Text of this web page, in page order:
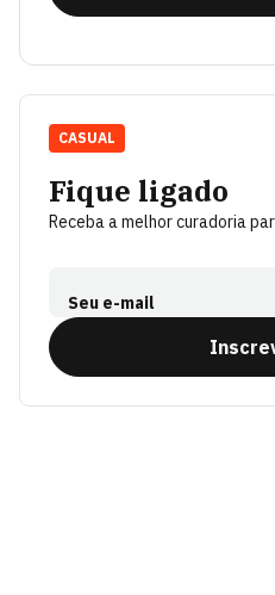
Fique ligado
Receba a melhor curadoria
Seu e-mail
CASUAL